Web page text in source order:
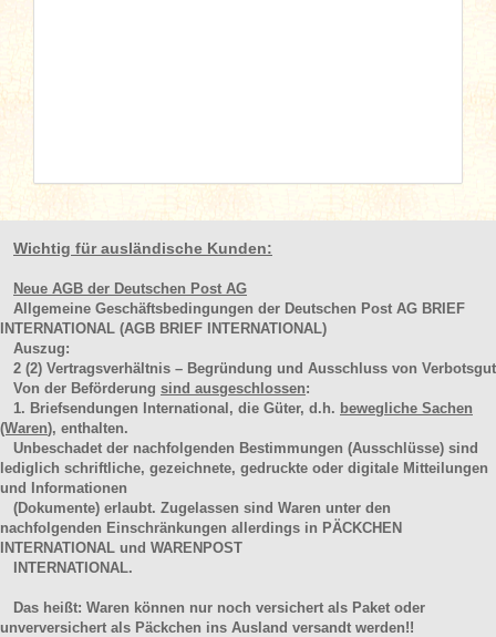
Wichtig für ausländische Kunden:
Neue AGB der Deutschen Post AG
Allgemeine Geschäftsbedingungen der Deutschen Post AG BRIEF
INTERNATIONAL (AGB BRIEF INTERNATIONAL)
Auszug:
2 (2) Vertragsverhältnis – Begründung und Ausschluss von Verbotsgut
Von der Beförderung sind ausgeschlossen:
1. Briefsendungen International, die Güter, d.h. bewegliche Sachen
(Waren), enthalten.
Unbeschadet der nachfolgenden Bestimmungen (Ausschlüsse) sind
lediglich schriftliche, gezeichnete, gedruckte oder digitale Mitteilungen
und Informationen
(Dokumente) erlaubt. Zugelassen sind Waren unter den
nachfolgenden Einschränkungen allerdings in PÄCKCHEN
INTERNATIONAL und WARENPOST
INTERNATIONAL.
Das heißt: Waren können nur noch versichert als Paket oder
unverversichert als Päckchen ins Ausland versandt werden!!